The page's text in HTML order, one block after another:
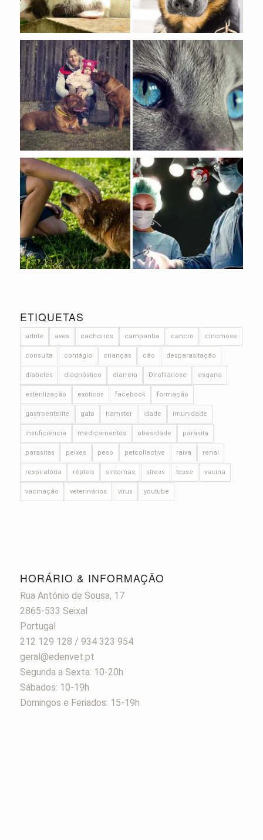
ETIQUETAS
artrite aves cachorros campanha cancro cinomose
consulta contágio crianças cão desparasitação
diabetes diagnóstico diarreia Dirofilariose esgana
esterilização exóticos facebook formação
gastroenterite gato hamster idade imunidade
insuficiência medicamentos obesidade parasita
parasitas peixes peso petcollective raiva renal
respiratória répteis sintomas stress tosse vacina
vacinação veterinários vírus youtube
HORÁRIO & INFORMAÇÃO
Rua António de Sousa, 17
2865-533 Seixal
Portugal
212 129 128 / 934 323 954
geral@edenvet.pt
Segunda a Sexta: 10-20h
Sábados: 10-19h
Domingos e Feriados: 15-19h